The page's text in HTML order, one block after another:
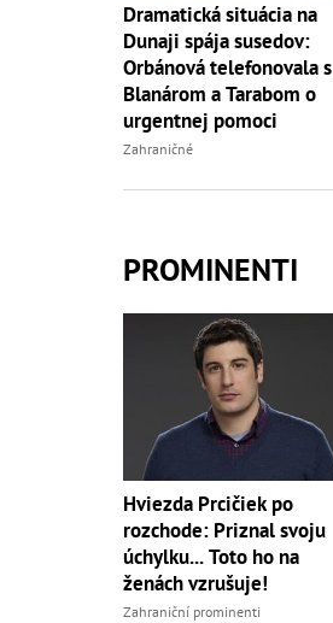
Dramatická situácia na
Dunaji spája susedov:
Orbánová telefonovala s
Blanárom a Tarabom o
urgentnej pomoci
Zahraničné
PROMINENTI
Hviezda Prcičiek po
rozchode: Priznal svoju
úchylku... Toto ho na
ženách vzrušuje!
Zahraniční prominenti